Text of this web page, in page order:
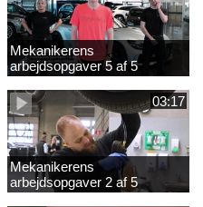
Mekanikerens
arbejdsopgaver 5 af 5
(Frederik Vesti)
03:17
Mekanikerens
arbejdsopgaver 2 af 5
(magnus)